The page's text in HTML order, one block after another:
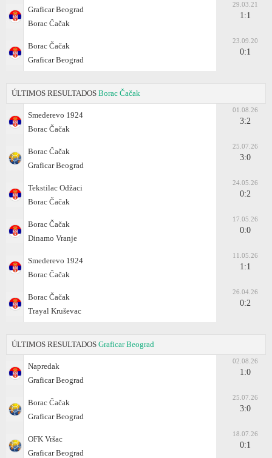
Graficar Beograd
Borac Čačak
29.03.21
1:1
Borac Čačak
Graficar Beograd
23.09.20
0:1
ÚLTIMOS RESULTADOS Borac Čačak
Smederevo 1924
Borac Čačak
01.08.26
3:2
Borac Čačak
Graficar Beograd
25.07.26
3:0
Tekstilac Odžaci
Borac Čačak
24.05.26
0:2
Borac Čačak
Dinamo Vranje
17.05.26
0:0
Smederevo 1924
Borac Čačak
11.05.26
1:1
Borac Čačak
Trayal Kruševac
26.04.26
0:2
ÚLTIMOS RESULTADOS Graficar Beograd
Napredak
Graficar Beograd
02.08.26
1:0
Borac Čačak
Graficar Beograd
25.07.26
3:0
OFK Vršac
Graficar Beograd
18.07.26
0:1